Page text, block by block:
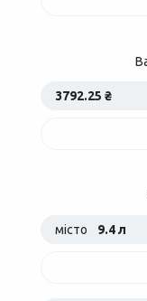
3792.25 ₴
місто 9.4 л